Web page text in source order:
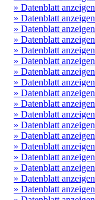
» Datenblatt anzeigen
» Datenblatt anzeigen
» Datenblatt anzeigen
» Datenblatt anzeigen
» Datenblatt anzeigen
» Datenblatt anzeigen
» Datenblatt anzeigen
» Datenblatt anzeigen
» Datenblatt anzeigen
» Datenblatt anzeigen
» Datenblatt anzeigen
» Datenblatt anzeigen
» Datenblatt anzeigen
» Datenblatt anzeigen
» Datenblatt anzeigen
» Datenblatt anzeigen
» Datenblatt anzeigen
» Datenblatt anzeigen